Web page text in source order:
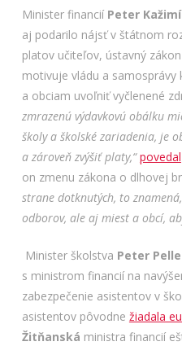
Minister financií Peter
aj podarilo nájsť v štátnom
platov učiteľov, ústavný
motivuje vládu a
a obciam uvoľniť vyčlenené
zmrazenú výdavkovú obálku
školy a školské zariadenia, je
a zároveň zvýšiť platy,“povedal
on zmenu zákona o dlhovej
strane dotknutých, to
odborov, ale aj miest a obcí,
Minister školstva Peter
s ministrom financií na
zabezpečenie asistentov v
asistentov pôvodne žiadala
Žitňanská ministra financií